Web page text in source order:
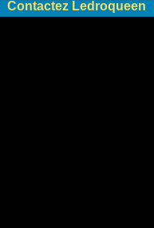
Contactez Ledroqueen